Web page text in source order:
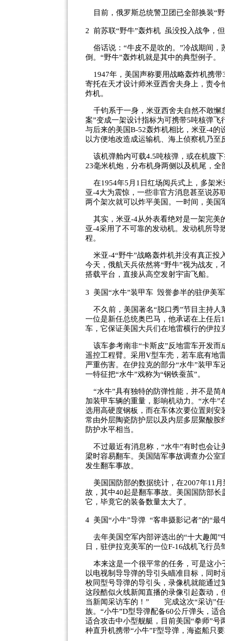
目前，俄罗斯总统警卫团已全部换装“
2 前苏联“野牛”轰炸机 虽没投入战争，
俗话说：“牛皮不是吹的。”冷战期间，
倒。“野牛”轰炸机就是其中的典型例子。
1947年，美国声称要用战略轰炸机携带
寄托在天才设计师米亚西舍夫身上，责
炸机。
千钧系于一身，米亚西舍夫自然不敢懈
案”变成一架设计指标为可携带5吨核弹飞
与后来的美国B-52轰炸机相比，米亚-4
以方便地改造成运输机、海上侦察机乃
该机弹舱内可载4.5吨核弹，或在机腹
23毫米机炮，分布机身两侧以及机尾，全
在1954年5月1日红场阅兵式上，多架
亚-4大为震惊，一些非官方消息甚至说苏
两个架次就可以炸平美国。一时间，美国
其实，米亚-4从外表看绝对是一架完美
亚-4采用了不可靠的发动机。发动机所导
程。
米亚-4“野牛”战略轰炸机并没有真正投
今天，俄航天兵依然将“野牛”视为战友
搭载平台，直接从高空发射宇宙飞船。
3 美国“水牛”装甲车 毁誉参半的驻伊美
不久前，美国著名“脱口秀”节目主持人
一位是新任总统奥巴马，他承诺在上任后
车，它保证美国大兵们在地雷横行的伊拉
该车参考南非“卡斯皮”反地雷车开发而
遥控工程臂。采用V型车壳，若车底有地
严重伤害。在伊拉克的部分“水牛”装甲
一特征把“水牛”戏称为“钢铁蚕茧”。
“水牛”具有独特的防弹性能，并不是简
加装甲车辆的重量，影响机动力。“水牛
选用高硬度钢板，而在车体次要位置则
常由外层陶瓷防护层以及内层多层聚酸
防护水平相当。
不过最近有消息称，“水牛”有时也会让
梁时容易翻车。美国陆军事故调查办公
发生翻车事故。
美国国防部的数据统计，在2007年11月
故，其中40起是翻车事故。美国国防部
它，毕竟它的装备数量太大了。
4 美国“小牛”导弹 “客串摄影记者”的“最
去年美国空军内部评选出的“十大趣闻”
日，驻伊拉克美军的一位F-16战机飞行
本来这是一个很平常的任务，可是这小
以电视制导导弹的导引头瞄准目标，同
枚同型号导弹的导引头，录像机就能通
这段酷似火线新闻直播的录像引起轰动
当新闻采访车的！” 完成这次“采访”任
族。“小牛”D型导弹配备60公斤弹头，适
适合攻击中小型舰艇，目前美国“拳师”
种直升机携带“小牛”F型导弹，海盗船只